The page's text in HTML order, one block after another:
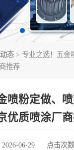
态 > 专业之选！五金
推荐
喷粉定做、
优质喷涂厂
2026-06-29 点击次